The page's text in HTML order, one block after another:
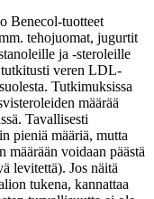
Benecol-tuotteet
tehojuomat, jugurtit
ja -steroleille
tutkitusti veren LDL-
Tutkimuksissa
määrää
Tavallisesti
pieniä määriä, mutta
määrään voidaan päästä
levitettä). Jos näitä
tukena, kannattaa